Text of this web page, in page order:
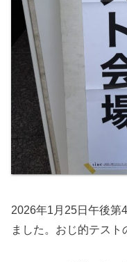
2026年1月25日午後第
ました。おじ的テスト